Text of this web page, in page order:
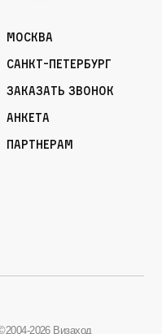
Москва
Санкт-Петербург
Заказать звонок
Анкета
Партнерам
2026 Визаход